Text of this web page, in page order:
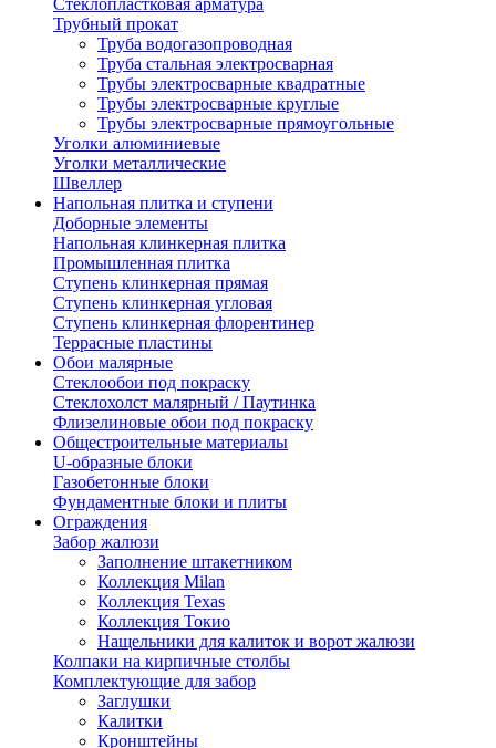
Стеклопластковая арматура
Трубный прокат
Труба водогазопроводная
Труба стальная электросварная
Трубы электросварные квадратные
Трубы электросварные круглые
Трубы электросварные прямоугольные
Уголки алюминиевые
Уголки металлические
Швеллер
Напольная плитка и ступени
Доборные элементы
Напольная клинкерная плитка
Промышленная плитка
Ступень клинкерная прямая
Ступень клинкерная угловая
Ступень клинкерная флорентинер
Террасные пластины
Обои малярные
Стеклообои под покраску
Стеклохолст малярный / Паутинка
Флизелиновые обои под покраску
Общестроительные материалы
U-образные блоки
Газобетонные блоки
Фундаментные блоки и плиты
Ограждения
Забор жалюзи
Заполнение штакетником
Коллекция Milan
Коллекция Texas
Коллекция Токио
Нащельники для калиток и ворот жалюзи
Колпаки на кирпичные столбы
Комплектующие для забор
Заглушки
Калитки
Кронштейны